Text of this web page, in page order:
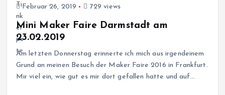
Februar 26, 2019
729 views
Mini Maker Faire Darmstadt am
23.02.2019
Am letzten Donnerstag erinnerte ich mich aus irgendeinem
Grund an meinen Besuch der Maker Faire 2016 in Frankfurt.
Mir viel ein, wie gut es mir dort gefallen hatte und auf…